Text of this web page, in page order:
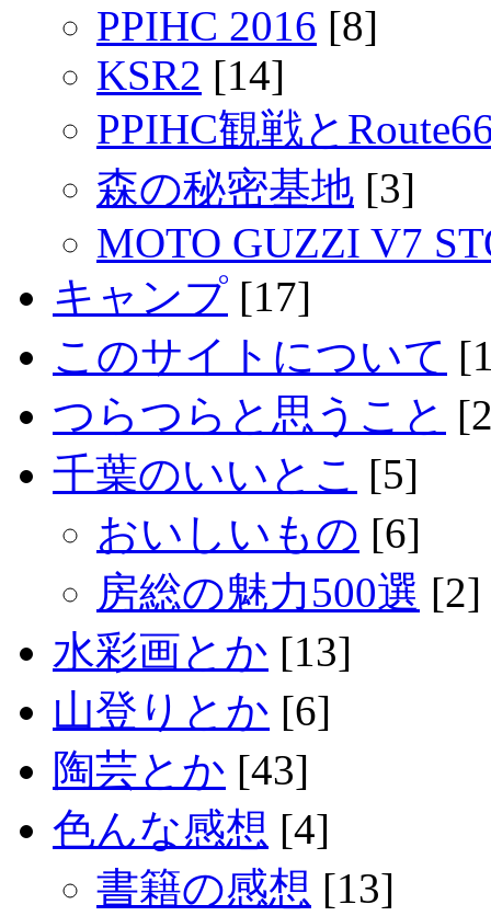
PPIHC 2016 [8]
KSR2 [14]
PPIHC観戦と
森の秘密基地 [3]
MOTO GUZZI V7
キャンプ [17]
このサイトについて
つらつらと思うこと
千葉のいいとこ [5]
おいしいもの [6]
房総の魅力500選 [2]
水彩画とか [13]
山登りとか [6]
陶芸とか [43]
色んな感想 [4]
書籍の感想 [13]